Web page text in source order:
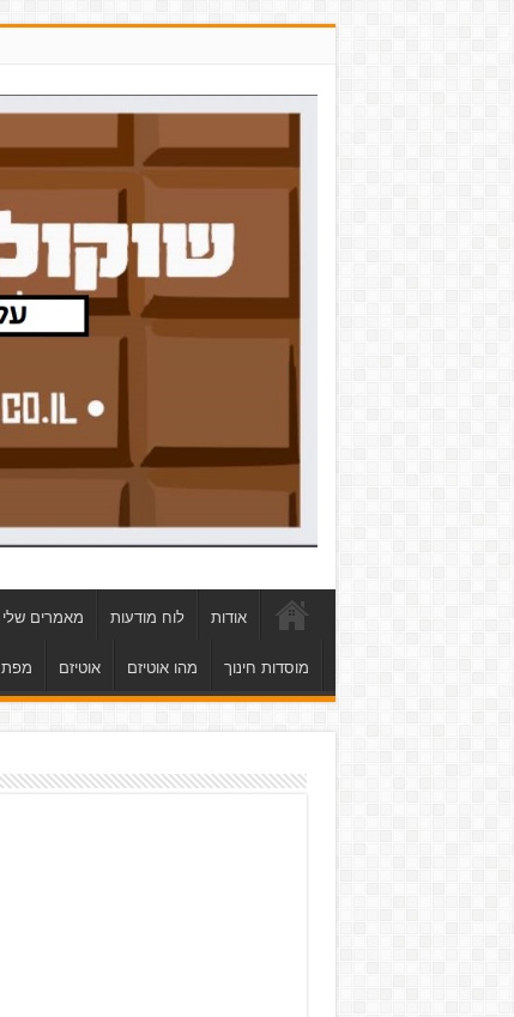
אודות לוח מודעות מאמרים
מוסדות חינוך מהו אוטיזם אוטיזם